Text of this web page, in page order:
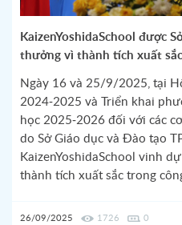
KaizenYoshidaSchool được
thưởng vì thành tích xuất
Ngày 16 và 25/9/2025, tại
2024-2025 và Triển khai
học 2025-2026 đối với các
do Sở Giáo dục và Đào tạo
KaizenYoshidaSchool vinh
thành tích xuất sắc trong
26/09/2025 1726 0